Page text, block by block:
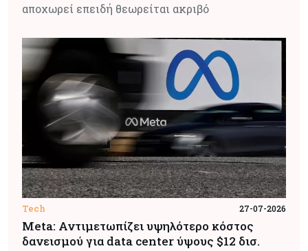
αποχωρεί επειδή θεωρείται ακριβό
Tech 27-07-2026
Meta: Αντιμετωπίζει υψηλότερο κόστος
δανεισμού για data center ύψους $12 δισ.